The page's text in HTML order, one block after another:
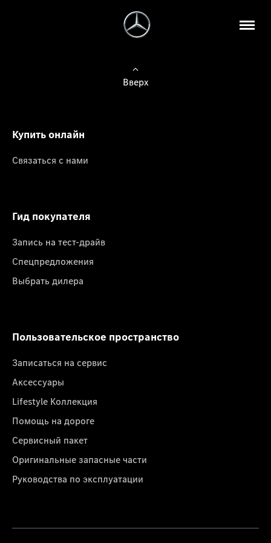
Вверх
Купить онлайн
Связаться с нами
Гид покупателя
Запись на тест-драйв
Спецпредложения
Выбрать дилера
Пользовательское пространство
Записаться на сервис
Аксессуары
Lifestyle Коллекция
Помощь на дороге
Сервисный пакет
Оригинальные запасные части
Руководства по эксплуатации